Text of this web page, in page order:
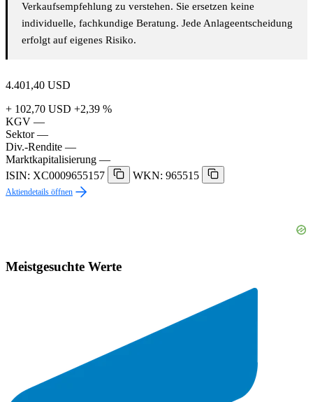
Verkaufsempfehlung zu verstehen. Sie ersetzen keine
individuelle, fachkundige Beratung. Jede Anlageentscheidung
erfolgt auf eigenes Risiko.
4.401,40 USD
+ 102,70 USD +2,39 %
KGV —
Sektor —
Div.-Rendite —
Marktkapitalisierung —
ISIN: XC0009655157
WKN: 965515
Aktiendetails öffnen
Meistgesuchte Werte